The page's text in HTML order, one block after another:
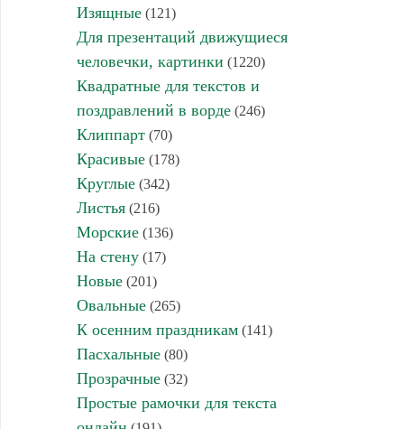
Изящные(121)
Для презентаций движущиеся
человечки, картинки (1220)
Квадратные для текстов и
поздравлений в ворде(246)
Клиппарт(70)
Красивые(178)
Круглые(342)
Листья(216)
Морские(136)
На стену(17)
Новые(201)
Овальные(265)
К осенним праздникам(141)
Пасхальные(80)
Прозрачные(32)
Простые рамочки для текста